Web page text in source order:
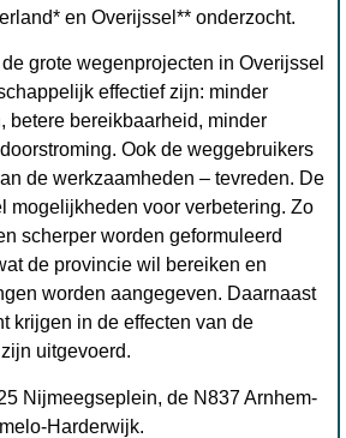
en Overijssel** onderzocht.
grote wegenprojecten in Overijssel
effectief zijn: minder
betere bereikbaarheid, minder
Ook de weggebruikers
de werkzaamheden – tevreden. De
mogelijkheden voor verbetering. Zo
scherper worden geformuleerd
de provincie wil bereiken en
worden aangegeven. Daarnaast
krijgen in de effecten van de
uitgevoerd.
Nijmeegseplein, de N837 Arnhem-
Harderwijk.